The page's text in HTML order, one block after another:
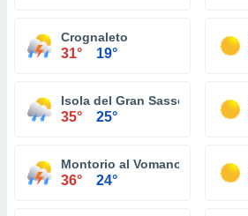
Crognaleto
31° 19°
Isola del Gran Sasso d'Italia
35° 25°
Montorio al Vomano
36° 24°